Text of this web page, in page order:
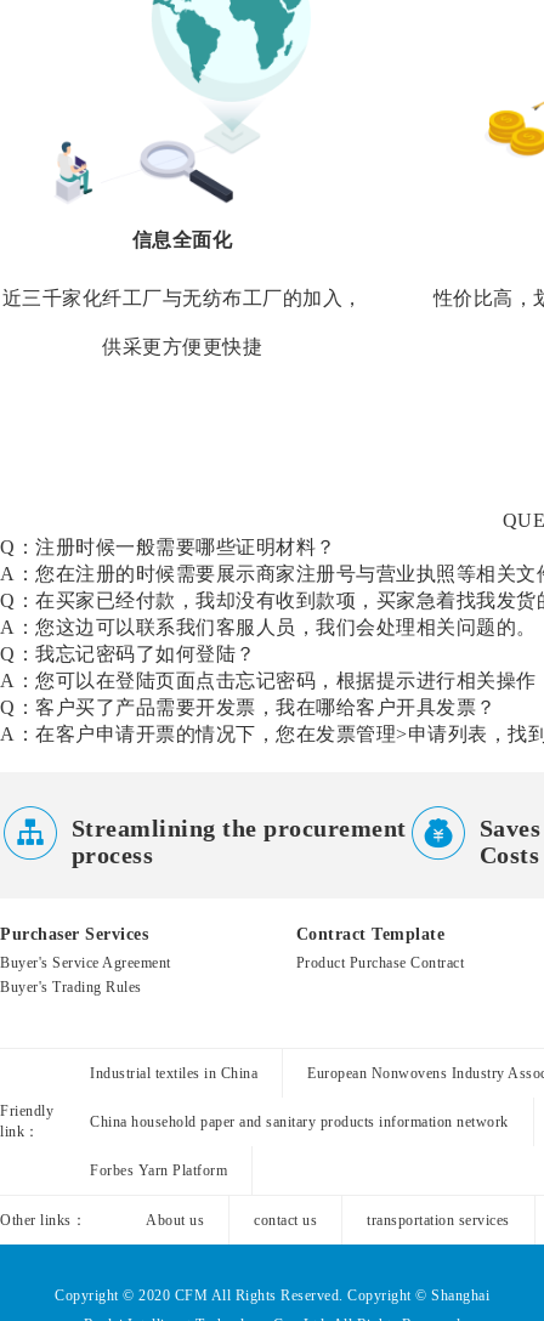
信息全面化
近三千家化纤工厂与无纺布工厂的加入，
供采更方便更快捷
性价比高，
Q：注册时候一般需要哪些证明材料？
A：您在注册的时候需要展示商家注册号与营业执照等相关文
Q：在买家已经付款，我却没有收到款项，买家急着找我发
A：您这边可以联系我们客服人员，我们会处理相关问题的。
Q：我忘记密码了如何登陆？
A：您可以在登陆页面点击忘记密码，根据提示进行相关操
Q：客户买了产品需要开发票，我在哪给客户开具发票？
A：在客户申请开票的情况下，您在发票管理>申请列表，找
 Streamlining the procurement
process
 Costs
Purchaser Services
Buyer's Service Agreement
Buyer's Trading Rules
Contract Template
Product Purchase Contract
Friendly
link：
Industrial textiles in China European Nonwovens Industry
China household paper and sanitary products information network
Forbes Yarn Platform
Other links： About us contact us transportation services
Copyright © 2020 CFM All Rights Reserved. Copyright © Shanghai